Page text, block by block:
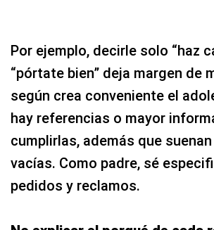
Por ejemplo, decirle solo “haz
“pórtate bien” deja margen de
según crea conveniente el
hay referencias o mayor
cumplirlas, además que
vacías. Como padre, sé
pedidos y reclamos.